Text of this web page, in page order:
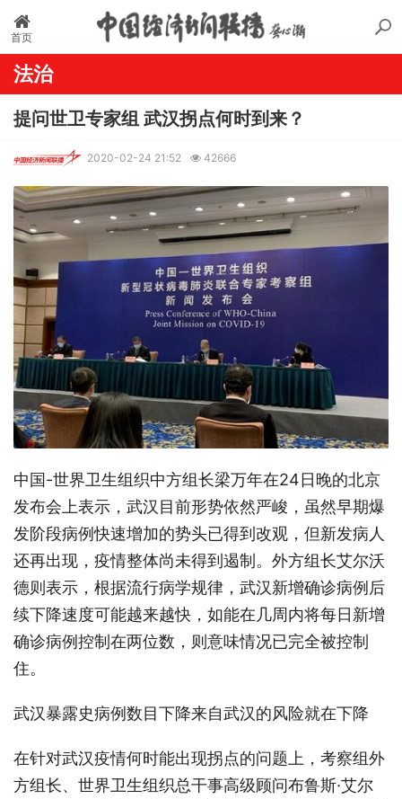
首页
法治
提问世卫专家组 武汉拐点何时到来？
2020-02-24 21:52 42666
中国-世界卫生组织中方组长梁万年在24日晚的北京
发布会上表示，武汉目前形势依然严峻，虽然早期爆
发阶段病例快速增加的势头已得到改观，但新发病人
还再出现，疫情整体尚未得到遏制。外方组长艾尔沃
德则表示，根据流行病学规律，武汉新增确诊病例后
续下降速度可能越来越快，如能在几周内将每日新增
确诊病例控制在两位数，则意味情况已完全被控制
住。
武汉暴露史病例数目下降来自武汉的风险就在下降
在针对武汉疫情何时能出现拐点的问题上， 考察组外
方组长、世界卫生组织总干事高级顾问布鲁斯·艾尔